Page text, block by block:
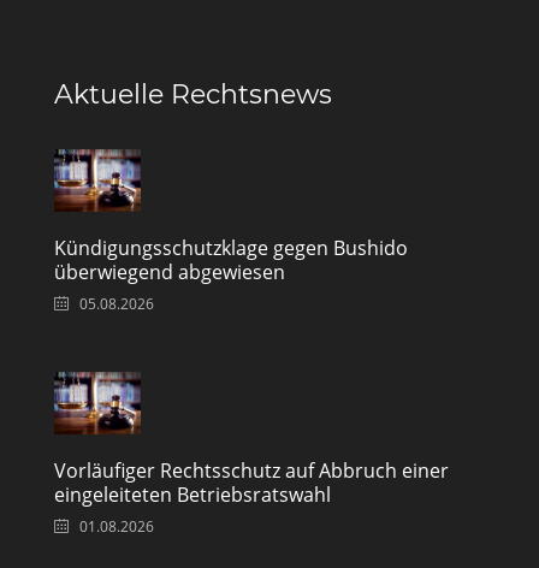
Aktuelle Rechtsnews
Kündigungsschutzklage gegen Bushido
überwiegend abgewiesen
05.08.2026
Vorläufiger Rechtsschutz auf Abbruch einer
eingeleiteten Betriebsratswahl
01.08.2026